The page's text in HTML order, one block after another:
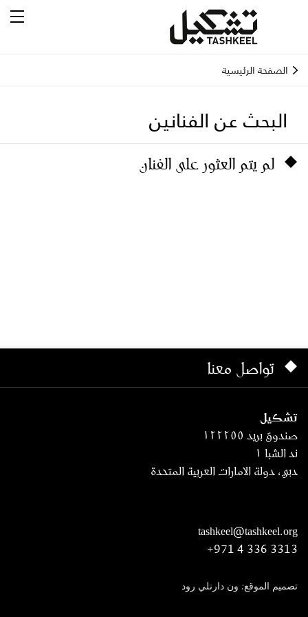
الصفحة الرئيسية
البحث عن الفنانين
لم يتم العثور على الفنان
تواصل معنا
تشكيل
صندوق بريد ١٢٢٢٥٥
ند الشبا ١
دبي، دولة الامارات العربية المتحدة
tashkeel@tashkeel.org
+971 4 336 3313
تصميم الموقع: ون دارنلي رود